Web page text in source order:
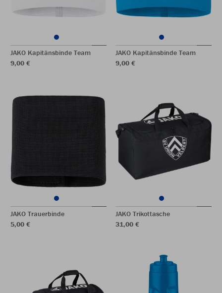
JAKO Kapitänsbinde Team
9,00 €
JAKO Kapitänsbinde Team
9,00 €
JAKO Trauerbinde
5,00 €
JAKO Trikottasche
31,00 €